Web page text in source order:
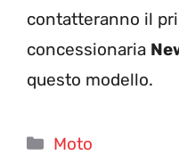
contatteranno il
concessionaria
questo modello.
Categorie
Moto